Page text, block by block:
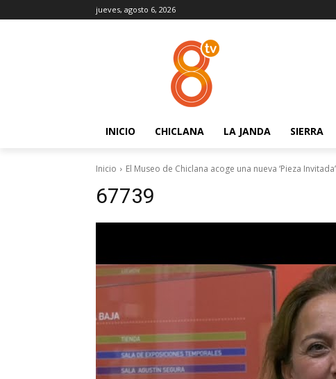
jueves, agosto 6, 2026
INICIO CHICLANA LA JANDA SIERRA
Inicio El Museo de Chiclana acoge una nueva ‘Pieza
67739